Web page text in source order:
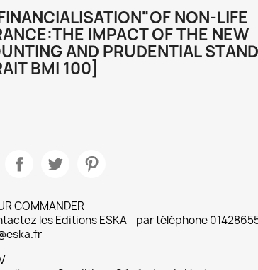
NON-LIFE
IMPACT OF THE NEW
AND PRUDENTIAL
BMI 100]
COMMANDER
les Editions ESKA - par téléphone